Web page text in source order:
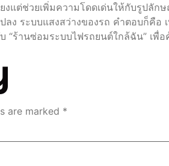
งแต่ช่วยเพิ่มความโดดเด่นให้กับรูปลั
ง ระบบแสงสว่างของรถ คำตอบก็คือ
“ร้านซ่อมระบบไฟรถยนต์ใกล้ฉัน” เ
are marked *